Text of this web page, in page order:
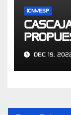
ICNWESP
BOGOTÁ
DEC 19,